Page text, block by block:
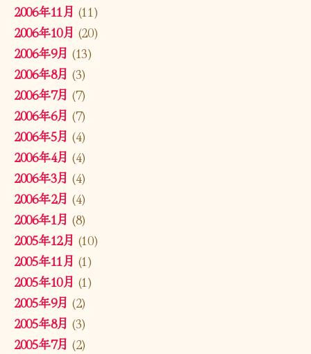
2006年11月 (11)
2006年10月 (20)
2006年9月 (13)
2006年8月 (3)
2006年7月 (7)
2006年6月 (7)
2006年5月 (4)
2006年4月 (4)
2006年3月 (4)
2006年2月 (4)
2006年1月 (8)
2005年12月 (10)
2005年11月 (1)
2005年10月 (1)
2005年9月 (2)
2005年8月 (3)
2005年7月 (2)